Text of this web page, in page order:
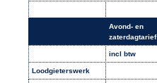
Avond- en
zaterdagtarief
incl btw
Loodgieterswerk